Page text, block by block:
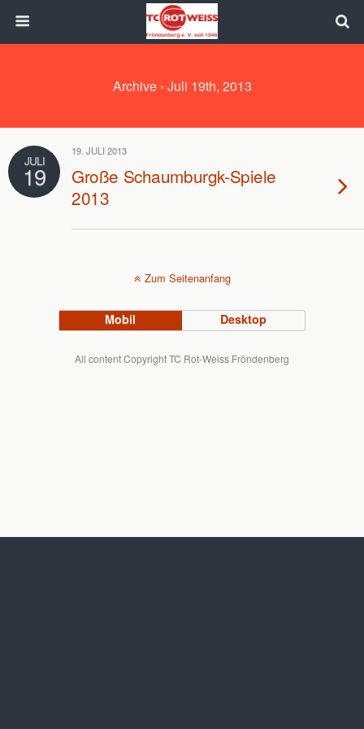
Archive › Juli 19th, 2013
JULI
19
19. JULI 2013
Große Schaumburgk-Spiele
2013
Zum Seitenanfang
Mobil Desktop
All content Copyright TC Rot-Weiss Fröndenberg